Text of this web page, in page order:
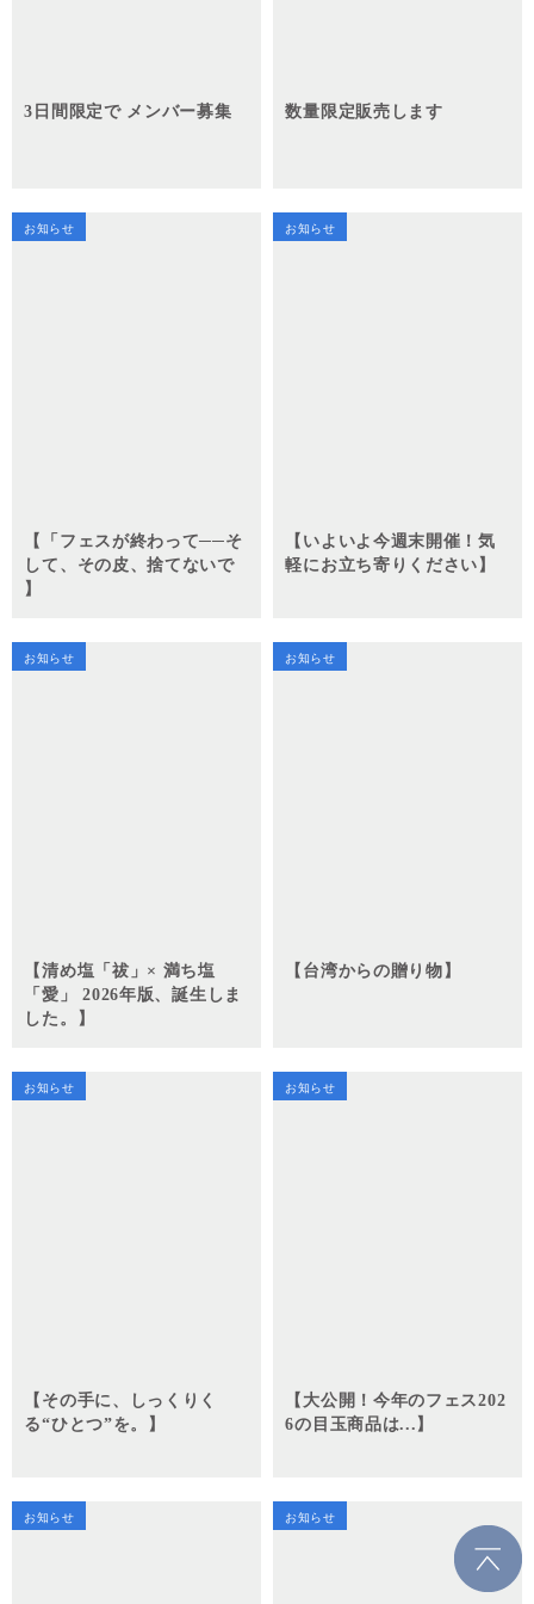
3日間限定で メンバー募集 数量限定販売します
お知らせ
【「フェスが終わって──そ
して、その皮、捨てないで
】
お知らせ
【いよいよ今週末開催！気
軽にお立ち寄りください】
お知らせ
【清め塩「祓」× 満ち塩
「愛」 2026年版、誕生しま
した。】
お知らせ
【台湾からの贈り物】
お知らせ
【その手に、しっくりく
る“ひとつ”を。】
お知らせ
【大公開！今年のフェス202
6の目玉商品は...】
お知らせ お知らせ